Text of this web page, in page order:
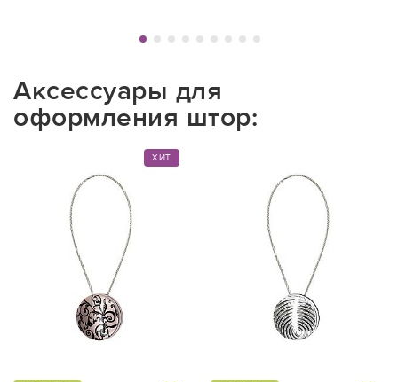
Аксессуары для
оформления штор:
ХИТ